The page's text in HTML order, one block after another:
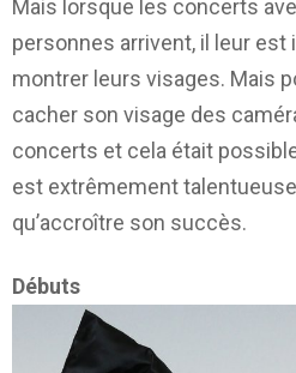
Mais lorsque les concerts
personnes arrivent, il leur est
montrer leurs visages. Mais
cacher son visage des
concerts et cela était
est extrêmement
qu’accroître son succès.
Débuts